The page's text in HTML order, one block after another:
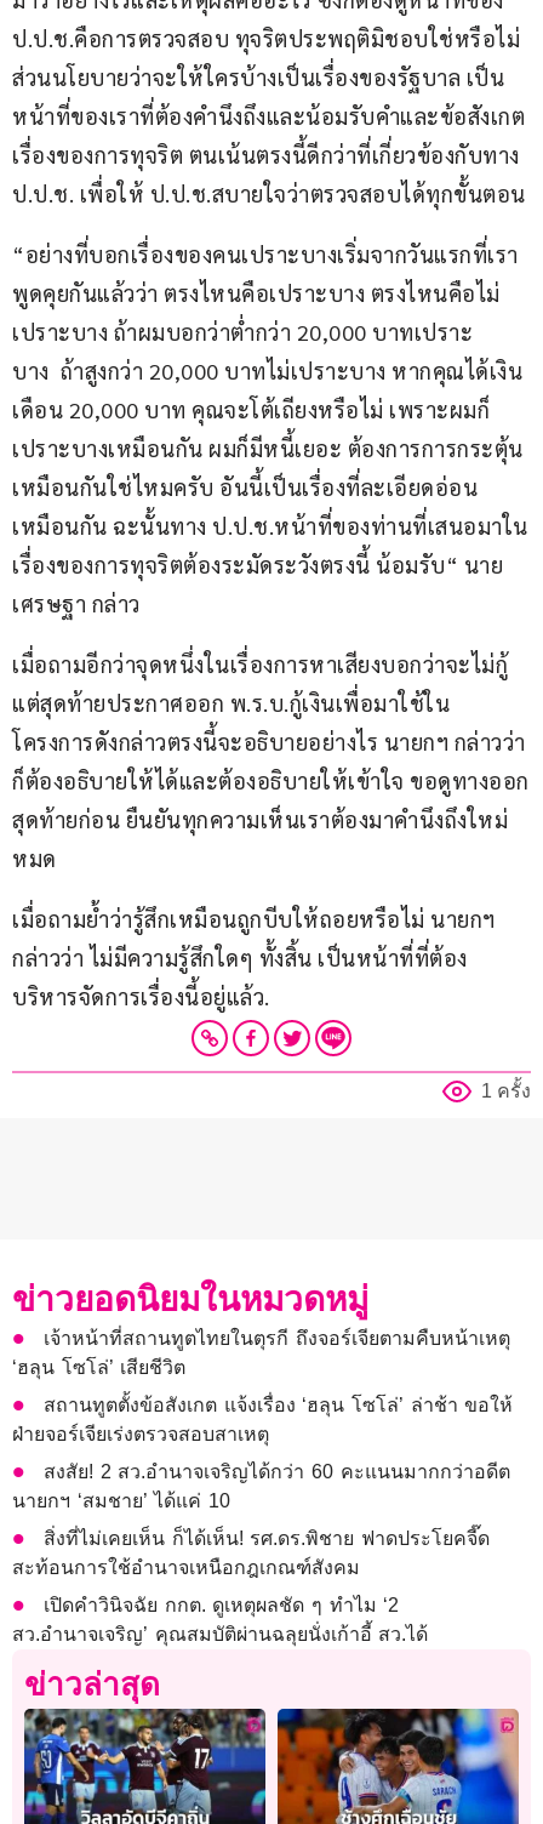
ป.ป.ช.คือการตรวจสอบ ทุจริตประพฤติมิชอบใช่หรือไม่
ส่วนนโยบายว่าจะให้ใครบ้างเป็นเรื่องของรัฐบาล เป็น
หน้าที่ของเราที่ต้องคำนึงถึงและน้อมรับคำและข้อสังเกต
เรื่องของการทุจริต ตนเน้นตรงนี้ดีกว่าที่เกี่ยวข้องกับทาง
ป.ป.ช. เพื่อให้ ป.ป.ช.สบายใจว่าตรวจสอบได้ทุกขั้นตอน
“อย่างที่บอกเรื่องของคนเปราะบางเริ่มจากวันแรกที่เรา
พูดคุยกันแล้วว่า ตรงไหนคือเปราะบาง ตรงไหนคือไม่
เปราะบาง ถ้าผมบอกว่าต่ำกว่า 20,000 บาทเปราะ
บาง  ถ้าสูงกว่า 20,000 บาทไม่เปราะบาง หากคุณได้เงิน
เดือน 20,000 บาท คุณจะโต้เถียงหรือไม่ เพราะผมก็
เปราะบางเหมือนกัน ผมก็มีหนี้เยอะ ต้องการการกระตุ้น
เหมือนกันใช่ไหมครับ อันนี้เป็นเรื่องที่ละเอียดอ่อน
เหมือนกัน ฉะนั้นทาง ป.ป.ช.หน้าที่ของท่านที่เสนอมาใน
เรื่องของการทุจริตต้องระมัดระวังตรงนี้ น้อมรับ“ นาย
เศรษฐา กล่าว
เมื่อถามอีกว่าจุดหนึ่งในเรื่องการหาเสียงบอกว่าจะไม่กู้
แต่สุดท้ายประกาศออก พ.ร.บ.กู้เงินเพื่อมาใช้ใน
โครงการดังกล่าวตรงนี้จะอธิบายอย่างไร นายกฯ กล่าวว่า
ก็ต้องอธิบายให้ได้และต้องอธิบายให้เข้าใจ ขอดูทางออก
สุดท้ายก่อน ยืนยันทุกความเห็นเราต้องมาคำนึงถึงใหม่
หมด
เมื่อถามย้ำว่ารู้สึกเหมือนถูกบีบให้ถอยหรือไม่ นายกฯ
กล่าวว่า ไม่มีความรู้สึกใดๆ ทั้งสิ้น เป็นหน้าที่ที่ต้อง
บริหารจัดการเรื่องนี้อยู่แล้ว.
1 ครั้ง
ข่าวยอดนิยมในหมวดหมู่
เจ้าหน้าที่สถานทูตไทยในตุรกี ถึงจอร์เจียตามคืบหน้าเหตุ
‘ฮลุน โซโล่’ เสียชีวิต
สถานทูตตั้งข้อสังเกต แจ้งเรื่อง ‘ฮลุน โซโล่’ ล่าช้า ขอให้
ฝ่ายจอร์เจียเร่งตรวจสอบสาเหตุ
สงสัย! 2 สว.อำนาจเจริญได้กว่า 60 คะแนนมากกว่าอดีต
นายกฯ ‘สมชาย’ ได้แค่ 10
สิ่งที่ไม่เคยเห็น ก็ได้เห็น! รศ.ดร.พิชาย ฟาดประโยคจี๊ด
สะท้อนการใช้อำนาจเหนือกฎเกณฑ์สังคม
เปิดคำวินิจฉัย กกต. ดูเหตุผลชัด ๆ ทำไม ‘2
สว.อำนาจเจริญ’ คุณสมบัติผ่านฉลุยนั่งเก้าอี้ สว.ได้
ข่าวล่าสุด